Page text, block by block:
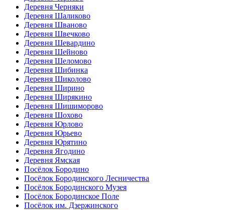
Деревня Черняки
Деревня Шаликово
Деревня Шваново
Деревня Швечково
Деревня Шевардино
Деревня Шейново
Деревня Шеломово
Деревня Шибинка
Деревня Шиколово
Деревня Ширино
Деревня Ширякино
Деревня Шишиморово
Деревня Шохово
Деревня Юрлово
Деревня Юрьево
Деревня Юрятино
Деревня Ягодино
Деревня Ямская
Посёлок Бородино
Посёлок Бородинского Лесничества
Посёлок Бородинского Музея
Посёлок Бородинское Поле
Посёлок им. Дзержинского